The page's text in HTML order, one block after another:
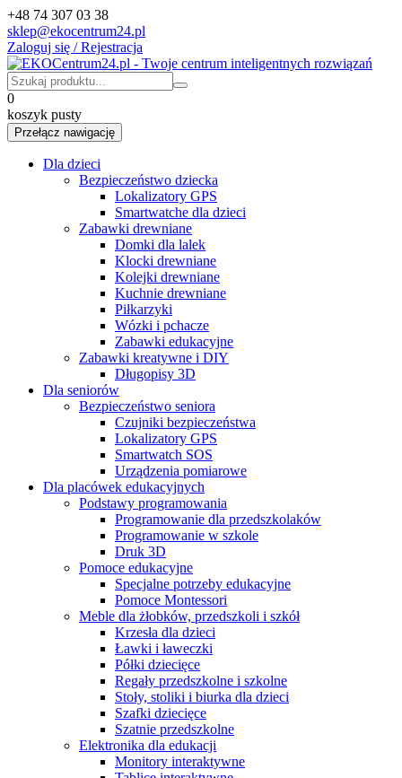
+48 74 307 03 38
sklep@ekocentrum24.pl
Zaloguj się / Rejestracja
0
koszyk pusty
Przełącz nawigację
Dla dzieci
Bezpieczeństwo dziecka
Lokalizatory GPS
Smartwatche dla dzieci
Zabawki drewniane
Domki dla lalek
Klocki drewniane
Kolejki drewniane
Kuchnie drewniane
Piłkarzyki
Wózki i pchacze
Zabawki edukacyjne
Zabawki kreatywne i DIY
Długopisy 3D
Dla seniorów
Bezpieczeństwo seniora
Czujniki bezpieczeństwa
Lokalizatory GPS
Smartwatch SOS
Urządzenia pomiarowe
Dla placówek edukacyjnych
Podstawy programowania
Programowanie dla przedszkolaków
Programowanie w szkole
Druk 3D
Pomoce edukacyjne
Specjalne potrzeby edukacyjne
Pomoce Montessori
Meble dla żłobków, przedszkoli i szkół
Krzesła dla dzieci
Ławki i ławeczki
Półki dziecięce
Regały przedszkolne i szkolne
Stoły, stoliki i biurka dla dzieci
Szafki dziecięce
Szatnie przedszkolne
Elektronika dla edukacji
Monitory interaktywne